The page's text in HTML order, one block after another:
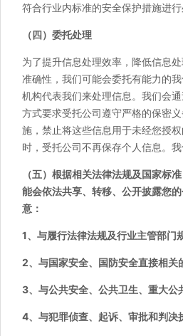
符合行业内标准的安全保护措施进行
（四）委托处理
为了提升信息处理效率，降低信息
准确性，我们可能会委托有能力的
机构代表我们来处理信息。我们会
方式要求受托公司遵守严格的保密
施，禁止将这些信息用于未经您授
时，受托公司不再保存个人信息。我
（五）根据相关法律法规及国家标
能会依法共享、转移、公开披露您
意：
1、与履行法律法规及行业主管部门
2、与国家安全、国防安全直接相关
3、与公共安全、公共卫生、重大公
4、与犯罪侦查、起诉、审批和判决